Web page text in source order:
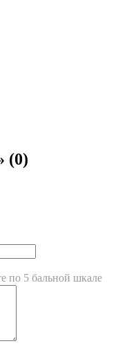
(0)
по 5 бальной шкале